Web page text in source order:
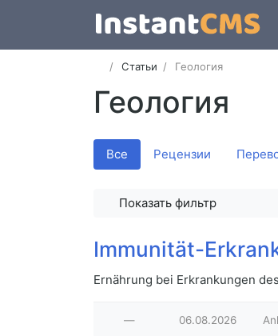
Статьи Геология
Геология
Все Рецензии
Показать фильтр
Immunität-
Ernährung bei Erkrankungen
— 06.08.2026